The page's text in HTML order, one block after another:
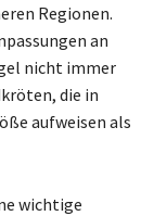
Regionen.
an
nicht immer
die in
aufweisen als
wichtige